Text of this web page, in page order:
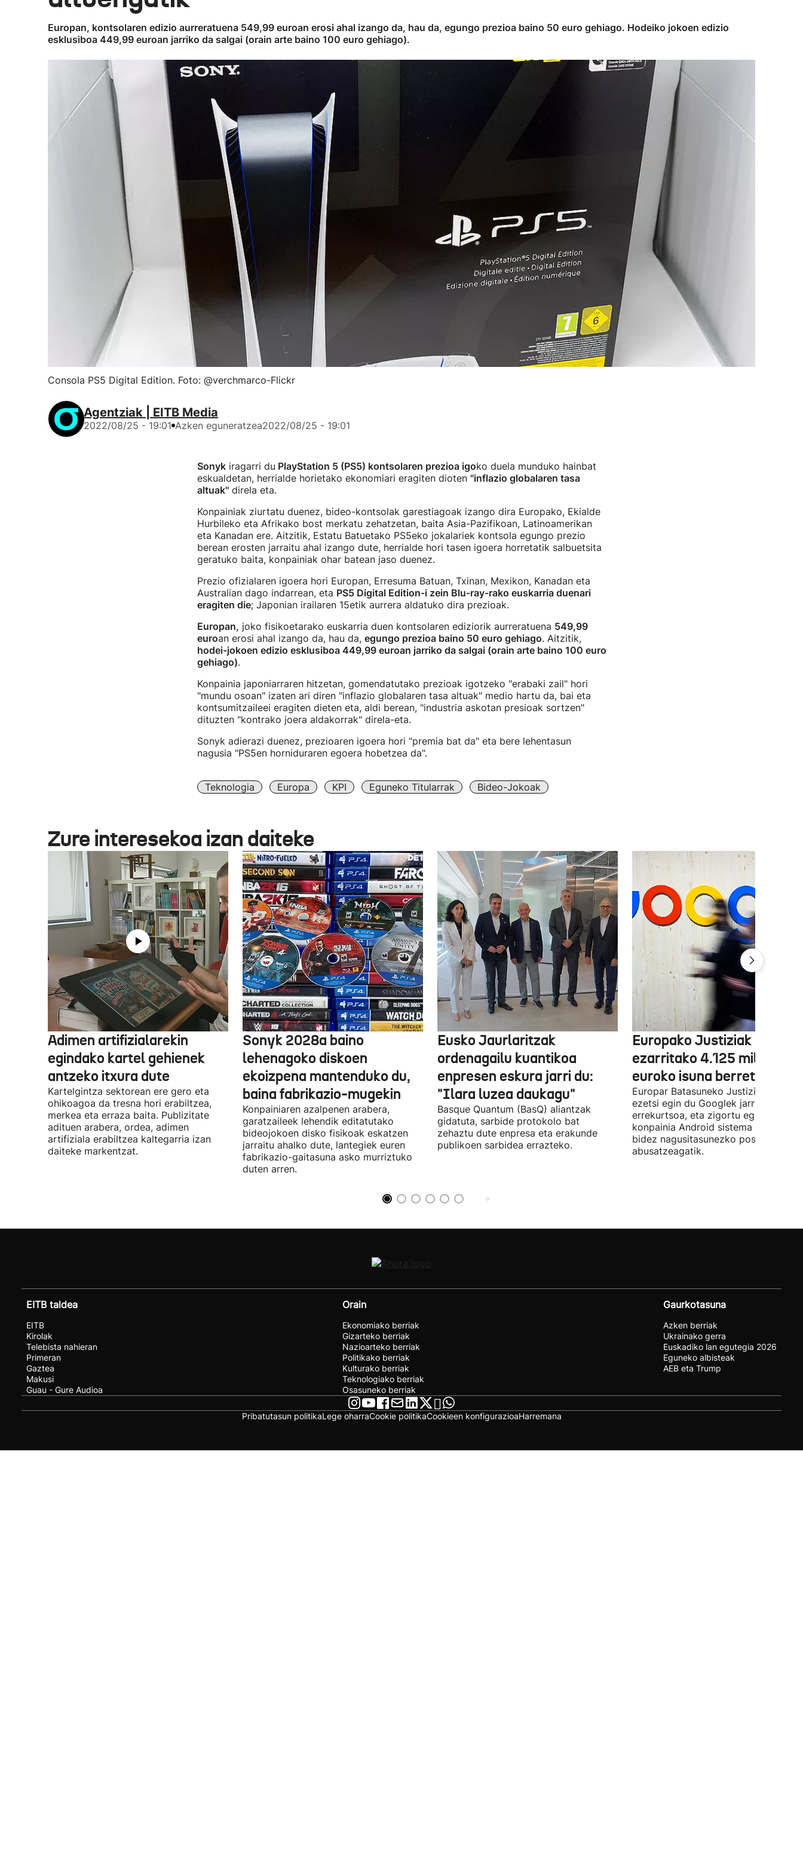
Europan, kontsolaren edizio aurreratuena 549,99 euroan erosi ahal izango da, hau da, egungo prezioa baino 50 euro gehiago. Hodeiko jokoen edizio
esklusiboa 449,99 euroan jarriko da salgai (orain arte baino 100 euro gehiago).
Consola PS5 Digital Edition. Foto: @verchmarco-Flickr
Agentziak | EITB Media
2022/08/25 - 19:01 Azken eguneratzea2022/08/25 - 19:01
Sonykiragarri du PlayStation 5 (PS5) kontsolaren prezioa igoko duela munduko hainbat
eskualdetan, herrialde horietako ekonomiari eragiten dioten "inflazio globalaren tasa
altuak"direla eta.
Konpainiak ziurtatu duenez, bideo-kontsolak garestiagoak izango dira Europako, Ekialde
Hurbileko eta Afrikako bost merkatu zehatzetan, baita Asia-Pazifikoan, Latinoamerikan
eta Kanadan ere. Aitzitik, Estatu Batuetako PS5eko jokalariek kontsola egungo prezio
berean erosten jarraitu ahal izango dute, herrialde hori tasen igoera horretatik salbuetsita
geratuko baita, konpainiak ohar batean jaso duenez.
Prezio ofizialaren igoera hori Europan, Erresuma Batuan, Txinan, Mexikon, Kanadan eta
Australian dago indarrean, eta PS5 Digital Edition-i zein Blu-ray-rako euskarria duenari
eragiten die; Japonian irailaren 15etik aurrera aldatuko dira prezioak.
Europan, joko fisikoetarako euskarria duen kontsolaren ediziorik aurreratuena 549,99
euroan erosi ahal izango da, hau da, egungo prezioa baino 50 euro gehiago. Aitzitik,
hodei-jokoen edizio esklusiboa 449,99 euroan jarriko da salgai (orain arte baino 100 euro
gehiago).
Konpainia japoniarraren hitzetan, gomendatutako prezioak igotzeko "erabaki zail" hori
"mundu osoan" izaten ari diren "inflazio globalaren tasa altuak" medio hartu da, bai eta
kontsumitzaileei eragiten dieten eta, aldi berean, "industria askotan presioak sortzen"
dituzten "kontrako joera aldakorrak" direla-eta.
Sonyk adierazi duenez, prezioaren igoera hori "premia bat da" eta bere lehentasun
nagusia "PS5en horniduraren egoera hobetzea da".
Teknologia Europa KPI Eguneko Titularrak Bideo-Jokoak
Zure interesekoa izan daiteke
Adimen artifizialarekin
egindako kartel gehienek
antzeko itxura dute
Kartelgintza sektorean ere gero eta
ohikoagoa da tresna hori erabiltzea,
merkea eta erraza baita. Publizitate
adituen arabera, ordea, adimen
artifiziala erabiltzea kaltegarria izan
daiteke markentzat.
Sonyk 2028a baino
lehenagoko diskoen
ekoizpena mantenduko du,
baina fabrikazio-mugekin
Konpainiaren azalpenen arabera,
garatzaileek lehendik editatutako
bideojokoen disko fisikoak eskatzen
jarraitu ahalko dute, lantegiek euren
fabrikazio-gaitasuna asko murriztuko
duten arren.
Eusko Jaurlaritzak
ordenagailu kuantikoa
enpresen eskura jarri du:
"Ilara luzea daukagu"
Basque Quantum (BasQ) aliantzak
gidatuta, sarbide protokolo bat
zehaztu dute enpresa eta erakunde
publikoen sarbidea errazteko.
Europako Justiziak
ezarritako 4.125 milioi
euroko isuna berretsi du
Europar Batasuneko Justizia
ezetsi egin du Googlek jarritako
errekurtsoa, eta zigortu egin du
konpainia Android sistema
bidez nagusitasunezko posizioaz
abusatzeagatik.
EITB taldea
EITB
Kirolak
Telebista nahieran
Primeran
Gaztea
Makusi
Guau - Gure Audioa
Orain
Ekonomiako berriak
Gizarteko berriak
Nazioarteko berriak
Politikako berriak
Kulturako berriak
Teknologiako berriak
Osasuneko berriak
Gaurkotasuna
Azken berriak
Ukrainako gerra
Euskadiko lan egutegia 2026
Eguneko albisteak
AEB eta Trump
Pribatutasun politikaLege oharraCookie politikaCookieen konfigurazioaHarremana